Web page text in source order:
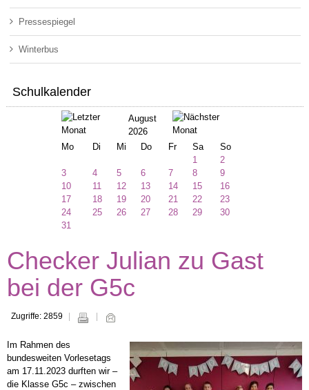
Pressespiegel
Winterbus
Schulkalender
August
2026
Mo
Di Mi Do Fr Sa
So
1
2
3
4 5 6 7 8
9
10
11 12 13 14 15
16
17
18 19 20 21 22
23
24
25 26 27 28 29
30
31
Checker Julian zu Gast
bei der G5c
Zugriffe: 2859
Im Rahmen des
bundesweiten Vorlesetags
am 17.11.2023 durften wir –
die Klasse G5c – zwischen